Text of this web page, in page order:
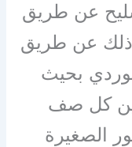
عن طريق
ذلك عن طريق
بحيث
كل صف
الصغيرة